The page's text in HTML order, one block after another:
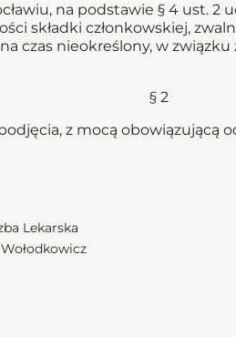
na podstawie § 4 ust. 2
składki członkowskiej,
na czas nieokreślony, w
§ 2
z mocą obowiązującą
Lekarska